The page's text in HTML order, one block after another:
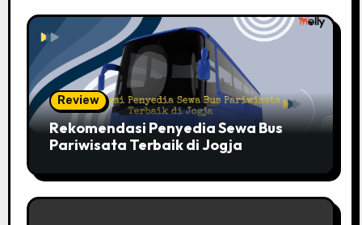
Review
Rekomendasi Penyedia Sewa Bus
Pariwisata Terbaik di Jogja